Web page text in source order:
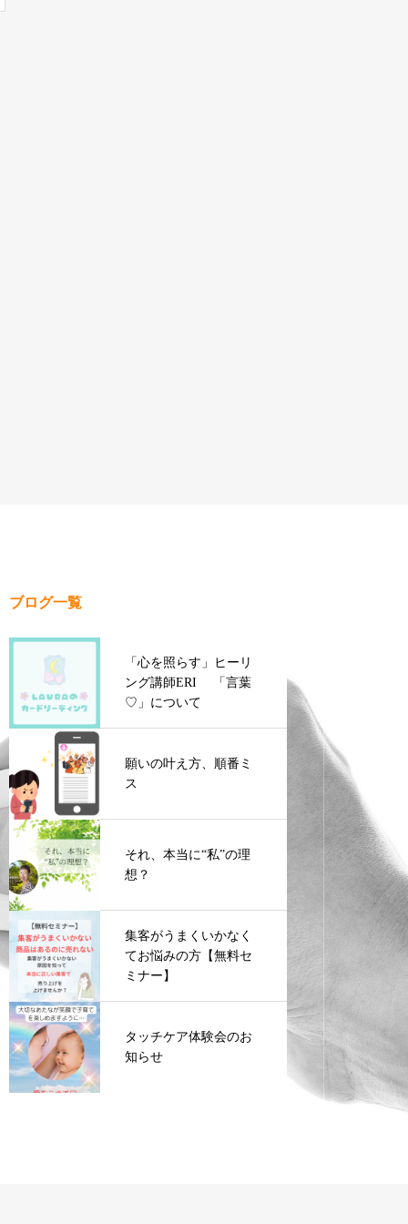
ブログ一覧
「心を照らす」ヒーリ
ング講師ERI 「言葉
♡」について
願いの叶え方、順番ミ
ス
それ、本当に“私”の理
想？
集客がうまくいかなく
てお悩みの方【無料セ
ミナー】
タッチケア体験会のお
知らせ